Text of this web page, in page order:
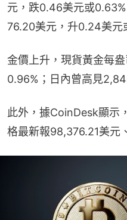
元，跌0.46美元或
76.20美元，升0.24美元
金價上升，現貨黃金每
0.96%；日內曾高見
此外，據CoinDesk顯示
格最新報98,376.21美元